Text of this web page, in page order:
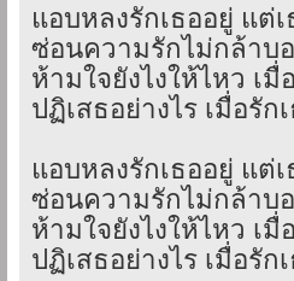
แอบหลงรักเธออยู่ แต่
ซ่อนความรักไม่กล้าบ
ห้ามใจยังไงให้ไหว เ
ปฏิเสธอย่างไร เมื่อรั
แอบหลงรักเธออยู่ แต่
ซ่อนความรักไม่กล้าบ
ห้ามใจยังไงให้ไหว เ
ปฏิเสธอย่างไร เมื่อรั